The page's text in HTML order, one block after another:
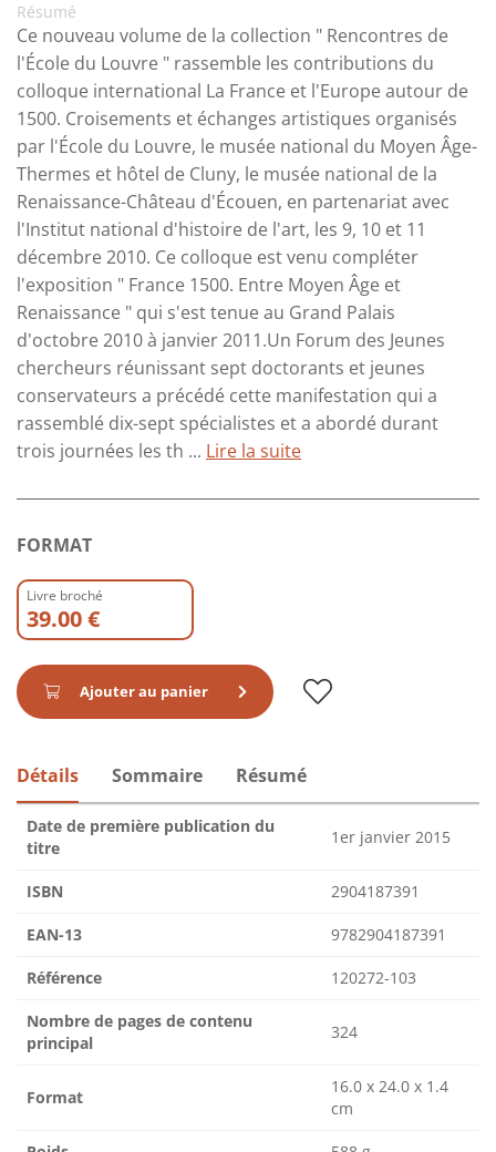
Résumé
Ce nouveau volume de la collection " Rencontres de
l'École du Louvre " rassemble les contributions du
colloque international La France et l'Europe autour de
1500. Croisements et échanges artistiques organisés
par l'École du Louvre, le musée national du Moyen Âge-
Thermes et hôtel de Cluny, le musée national de la
Renaissance-Château d'Écouen, en partenariat avec
l'Institut national d'histoire de l'art, les 9, 10 et 11
décembre 2010. Ce colloque est venu compléter
l'exposition " France 1500. Entre Moyen Âge et
Renaissance " qui s'est tenue au Grand Palais
d'octobre 2010 à janvier 2011.Un Forum des Jeunes
chercheurs réunissant sept doctorants et jeunes
conservateurs a précédé cette manifestation qui a
rassemblé dix-sept spécialistes et a abordé durant
trois journées les th ... Lire la suite
FORMAT
Livre broché
39.00 €
Ajouter au panier
Détails Sommaire Résumé
Date de première publication du
titre
1er janvier 2015
ISBN 2904187391
EAN-13 9782904187391
Référence 120272-103
Nombre de pages de contenu
principal
324
Format
16.0 x 24.0 x 1.4
cm